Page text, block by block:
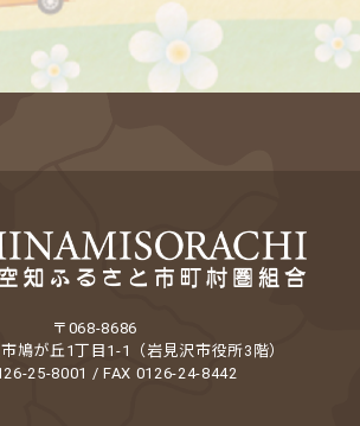
〒068-8686
鳩が丘1丁目1-1（岩見沢市役所3階）
25-8001 / FAX 0126-24-8442